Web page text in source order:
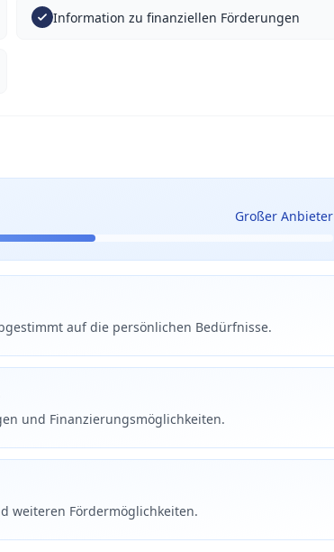
Information zu finanziellen Förderungen
Großer Anbieter
auf die persönlichen Bedürfnisse.
und Finanzierungsmöglichkeiten.
weiteren Fördermöglichkeiten.